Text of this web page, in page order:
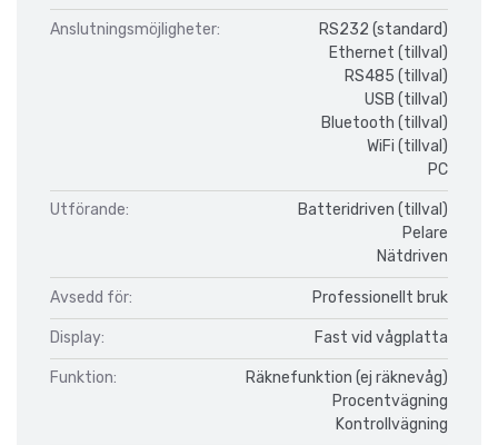
Anslutningsmöjligheter:
RS232 (standard)
Ethernet (tillval)
RS485 (tillval)
USB (tillval)
Bluetooth (tillval)
WiFi (tillval)
PC
Utförande:
Batteridriven (tillval)
Pelare
Nätdriven
Avsedd för: Professionellt bruk
Display: Fast vid vågplatta
Funktion:
Räknefunktion (ej räknevåg)
Procentvägning
Kontrollvägning